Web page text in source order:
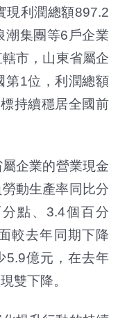
現利潤總額897.2
潮集團等6戶企業
市，山東省屬企
第1位，利潤總額
持續穩居全國前
企業的營業現金
動生產率同比分
點、3.4個百分
較去年同期下降
5.9億元，在去年
雙下降。